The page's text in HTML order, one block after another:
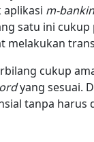
aplikasi m-
satu ini
melakukan
cukup
yang sesuai.
tanpa